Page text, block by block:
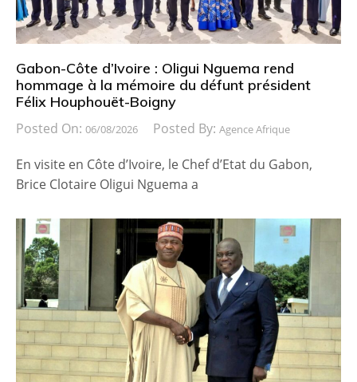
Gabon-Côte d’Ivoire : Oligui Nguema rend
hommage à la mémoire du défunt président
Félix Houphouët-Boigny
Posted On: 06/08/2026 Posted By: Agence Afrique
En visite en Côte d’Ivoire, le Chef d’Etat du Gabon,
Brice Clotaire Oligui Nguema a